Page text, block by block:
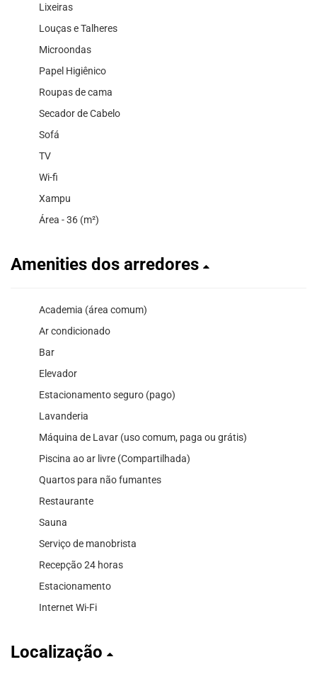
Lixeiras
Louças e Talheres
Microondas
Papel Higiênico
Roupas de cama
Secador de Cabelo
Sofá
TV
Wi-fi
Xampu
Área - 36 (m²)
Amenities dos arredores
Academia (área comum)
Ar condicionado
Bar
Elevador
Estacionamento seguro (pago)
Lavanderia
Máquina de Lavar (uso comum, paga ou grátis)
Piscina ao ar livre (Compartilhada)
Quartos para não fumantes
Restaurante
Sauna
Serviço de manobrista
Recepção 24 horas
Estacionamento
Internet Wi-Fi
Localização